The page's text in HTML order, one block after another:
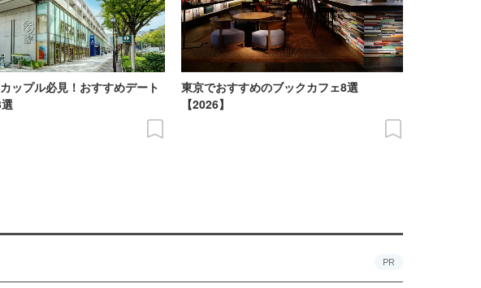
カップル必見！おすすめデート
東京でおすすめのブックカフェ8選
【2026】
PR